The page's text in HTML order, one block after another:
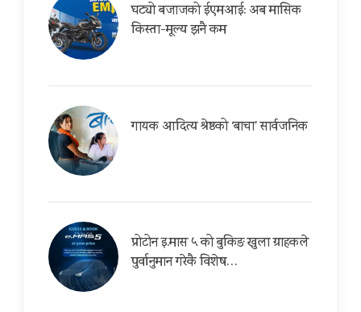
घट्यो बजाजको ईएमआई: अब मासिक
किस्ता-मूल्य झनै कम
गायक आदित्य श्रेष्ठको ‘बाचा’ सार्वजनिक
प्रोटोन इ.मास ५ को बुकिङ खुला ग्राहकले
पुर्वानुमान गरेकै विशेष…